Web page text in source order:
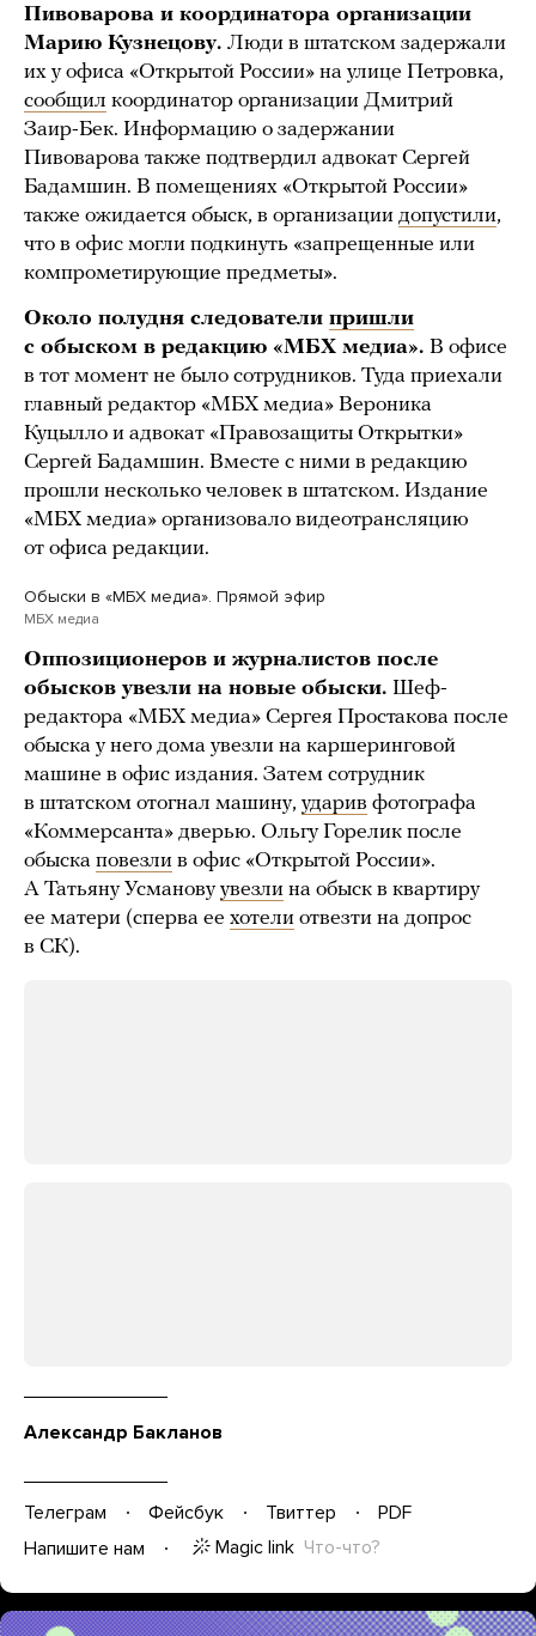
Пивоварова и координатора организации
Марию Кузнецову. Люди в штатском задержали
их у офиса «Открытой России» на улице Петровка,
сообщил координатор организации Дмитрий
Заир-Бек. Информацию о задержании
Пивоварова также подтвердил адвокат Сергей
Бадамшин. В помещениях «Открытой России»
также ожидается обыск, в организации допустили,
что в офис могли подкинуть «запрещенные или
компрометирующие предметы».
Около полудня следователи пришли
с обыском в редакцию «МБХ медиа». В офисе
в тот момент не было сотрудников. Туда приехали
главный редактор «МБХ медиа» Вероника
Куцылло и адвокат «Правозащиты Открытки»
Сергей Бадамшин. Вместе с ними в редакцию
прошли несколько человек в штатском. Издание
«МБХ медиа» организовало видеотрансляцию
от офиса редакции.
Обыски в «МБХ медиа». Прямой эфир
МБХ медиа
Оппозиционеров и журналистов после
обысков увезли на новые обыски. Шеф-
редактора «МБХ медиа» Сергея Простакова после
обыска у него дома увезли на каршеринговой
машине в офис издания. Затем сотрудник
в штатском отогнал машину, ударив фотографа
«Коммерсанта» дверью. Ольгу Горелик после
обыска повезли в офис «Открытой России».
А Татьяну Усмановуувезли на обыск в квартиру
ее матери (сперва ее хотели отвезти на допрос
в СК).
Александр Бакланов
Телеграм Фейсбук Твиттер
PDF
Напишите нам
Magic link Что-что?